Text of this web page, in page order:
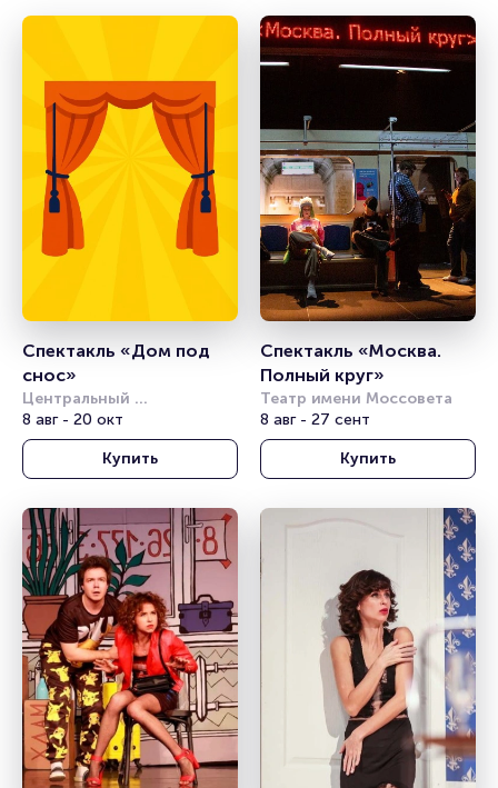
Спектакль «Дом под
снос»
Центральный
академический театр
Российской Армии
8 авг - 20 окт
Купить
Спектакль «Москва.
Полный круг»
Театр имени Моссовета
8 авг - 27 сент
Купить